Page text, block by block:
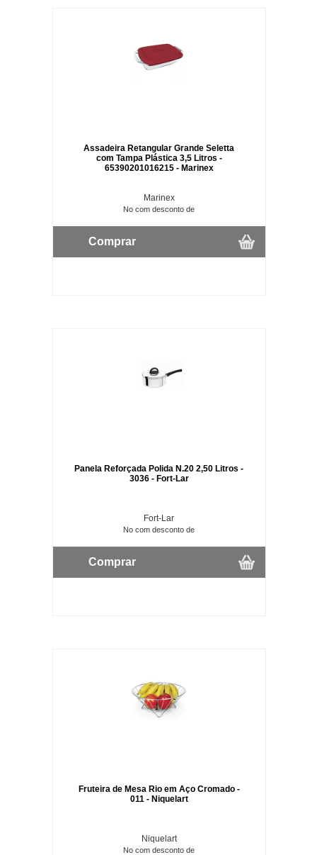
Assadeira Retangular Grande Seletta
com Tampa Plástica 3,5 Litros -
65390201016215 - Marinex
Marinex
No com desconto de
Comprar
Panela Reforçada Polida N.20 2,50 Litros -
3036 - Fort-Lar
Fort-Lar
No com desconto de
Comprar
Fruteira de Mesa Rio em Aço Cromado -
011 - Niquelart
Niquelart
No com desconto de